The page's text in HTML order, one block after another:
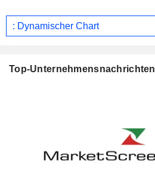
: Dynamischer Chart
Top-Unternehmensnachrichten